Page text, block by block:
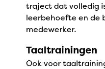
traject dat volledig
leerbehoefte en de
medewerker.
Taaltrainingen
Ook voor